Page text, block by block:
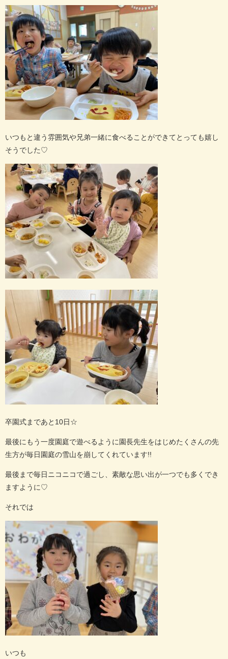
いつもと違う雰囲気や兄弟一緒に食べることができてとっても嬉し
そうでした♡
卒園式まであと 10日☆
最後にもう一度園庭で遊べるように園長先生をはじめたくさんの先
生方が毎日園庭の雪山を崩してくれています!!
最後まで毎日ニコニコで過ごし、素敵な思い出が一つでも多くでき
ますように♡
それでは
いつも